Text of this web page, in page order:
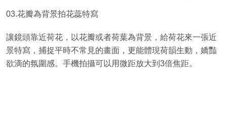
03.花瓣為背景拍花蕊特寫
讓鏡頭靠近荷花，以花瓣或者荷葉為背景，給荷花來一張近
景特寫，捕捉平時不常見的畫面，更能體現荷韻生動，嬌豔
欲滴的氛圍感。手機拍攝可以用微距放大到3倍焦距。